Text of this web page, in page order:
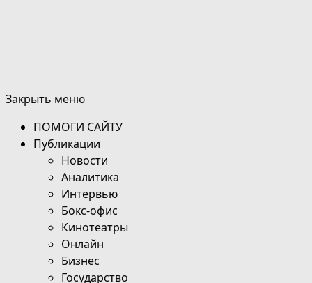
Закрыть меню
ПОМОГИ САЙТУ
Публикации
Новости
Аналитика
Интервью
Бокс-офис
Кинотеатры
Онлайн
Бизнес
Государство